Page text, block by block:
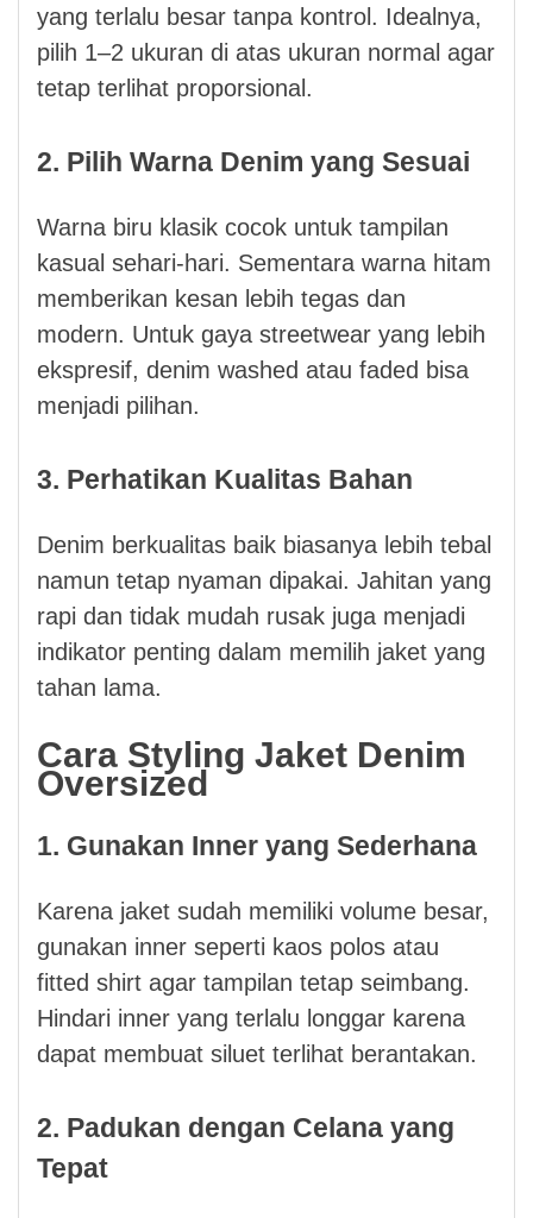
yang terlalu besar tanpa kontrol. Idealnya,
pilih 1–2 ukuran di atas ukuran normal agar
tetap terlihat proporsional.
2. Pilih Warna Denim yang Sesuai
Warna biru klasik cocok untuk tampilan
kasual sehari-hari. Sementara warna hitam
memberikan kesan lebih tegas dan
modern. Untuk gaya streetwear yang lebih
ekspresif, denim washed atau faded bisa
menjadi pilihan.
3. Perhatikan Kualitas Bahan
Denim berkualitas baik biasanya lebih tebal
namun tetap nyaman dipakai. Jahitan yang
rapi dan tidak mudah rusak juga menjadi
indikator penting dalam memilih jaket yang
tahan lama.
Cara Styling Jaket Denim
Oversized
1. Gunakan Inner yang Sederhana
Karena jaket sudah memiliki volume besar,
gunakan inner seperti kaos polos atau
fitted shirt agar tampilan tetap seimbang.
Hindari inner yang terlalu longgar karena
dapat membuat siluet terlihat berantakan.
2. Padukan dengan Celana yang
Tepat